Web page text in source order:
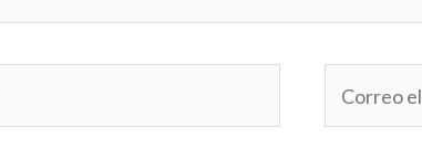
electrónico*